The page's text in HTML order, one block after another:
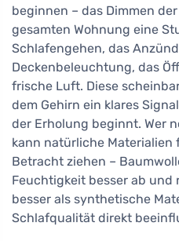
beginnen – das Dimmen
gesamten Wohnung eine
Schlafengehen, das
Deckenbeleuchtung, das
frische Luft. Diese
dem Gehirn ein klares
der Erholung beginnt. Wer
kann natürliche Materialien
Betracht ziehen –
Feuchtigkeit besser ab und
besser als synthetische
Schlafqualität direkt